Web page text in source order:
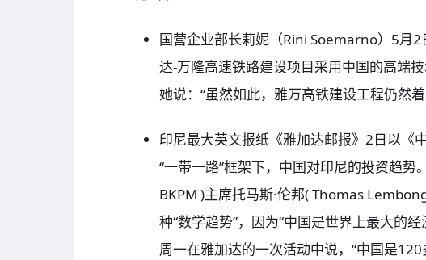
国营企业部长莉妮（Rini Soemarno）5月
达-万隆高速铁路建设项目采用中国的高端
她说：“虽然如此，雅万高铁建设工程仍然
印尼最大英文报纸《雅加达邮报》2日以《
“一带一路”框架下，中国对印尼的投资趋
BKPM )主席托马斯·伦邦( Thomas
种“数学趋势”，因为“中国是世界上最大的
周一在雅加达的一次活动中说，“中国是